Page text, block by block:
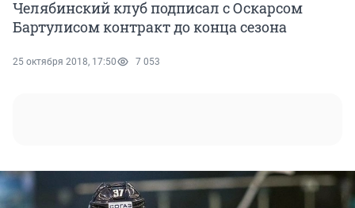
Челябинский клуб подписал с Оскарсом
Бартулисом контракт до конца сезона
25 октября 2018, 17:50 7 053